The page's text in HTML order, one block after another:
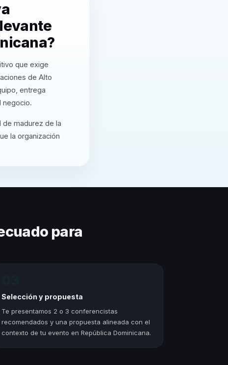
que exige
de Alto
entrega
negocio.
madurez de la
la organización
para
Selección y propuesta
Te presentamos 2 o 3 conferencistas
recomendados y una propuesta alineada con el
contexto de tu evento en República Dominicana.